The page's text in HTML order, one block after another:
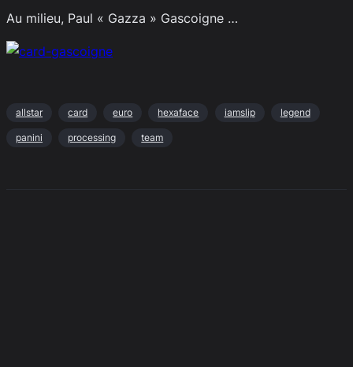
Au milieu, Paul « Gazza » Gascoigne …
allstar card euro hexaface iamslip legend
panini processing team